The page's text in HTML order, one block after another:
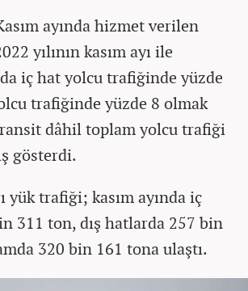
ayında hizmet verilen
yılının kasım ayı ile
iç hat yolcu trafiğinde yüzde
trafiğinde yüzde 8 olmak
dâhil toplam yolcu trafiği
gösterdi.
yük trafiği; kasım ayında iç
311 ton, dış hatlarda 257 bin
320 bin 161 tona ulaştı.